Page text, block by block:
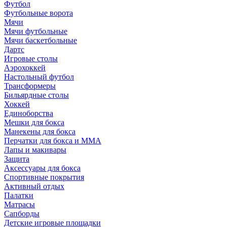
Футбол
Футбольные ворота
Мячи
Мячи футбольные
Мячи баскетбольные
Дартс
Игровые столы
Аэрохоккей
Настольный футбол
Трансформеры
Бильярдные столы
Хоккей
Единоборства
Мешки для бокса
Манекены для бокса
Перчатки для бокса и MMA
Лапы и макивары
Защита
Аксессуары для бокса
Спортивные покрытия
Активный отдых
Палатки
Матрасы
Сапборды
Детские игровые площадки